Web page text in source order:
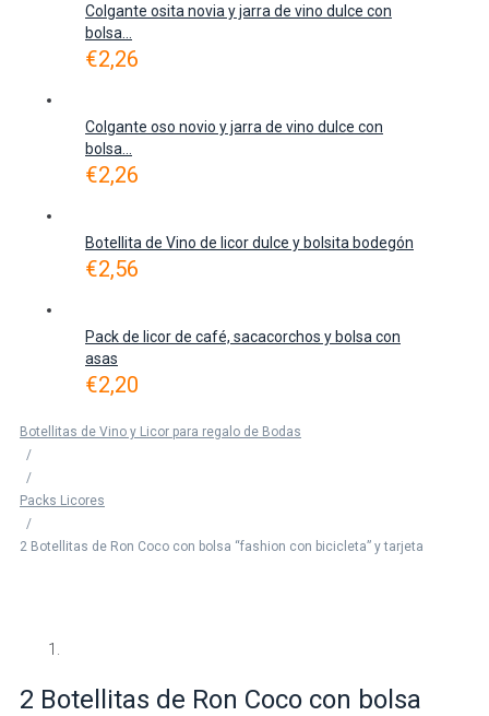
Colgante osita novia y jarra de vino dulce con
bolsa...
€2,26
Colgante oso novio y jarra de vino dulce con
bolsa...
€2,26
Botellita de Vino de licor dulce y bolsita bodegón
€2,56
Pack de licor de café, sacacorchos y bolsa con
asas
€2,20
Botellitas de Vino y Licor para regalo de Bodas
/
/
Packs Licores
/
2 Botellitas de Ron Coco con bolsa “fashion con bicicleta” y tarjeta
2 Botellitas de Ron Coco con bolsa